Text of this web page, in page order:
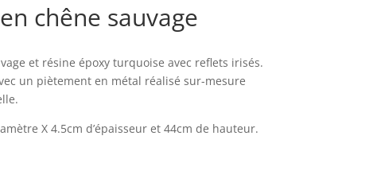
chêne sauvage
et résine époxy turquoise avec reflets irisés.
un piètement en métal réalisé sur-mesure
X 4.5cm d’épaisseur et 44cm de hauteur.